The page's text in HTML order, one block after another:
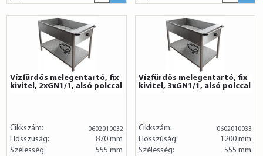
Vízfürdős melegentartó, fix
kivitel, 2xGN1/1, alsó polccal
Cikkszám: 0602010032
Hosszúság:
870 mm
Szélesség:
555 mm
Vízfürdős melegentartó, fix
kivitel, 3xGN1/1, alsó polccal
Cikkszám: 0602010033
Hosszúság:
1200 mm
Szélesség:
555 mm